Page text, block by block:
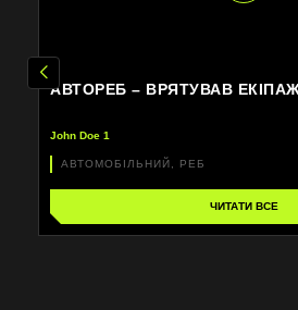
АВТОРЕБ – ВРЯТУВАВ ЕКІПАЖ
John Doe 1
АВТОМОБІЛЬНИЙ, РЕБ
ЧИТАТИ ВСЕ